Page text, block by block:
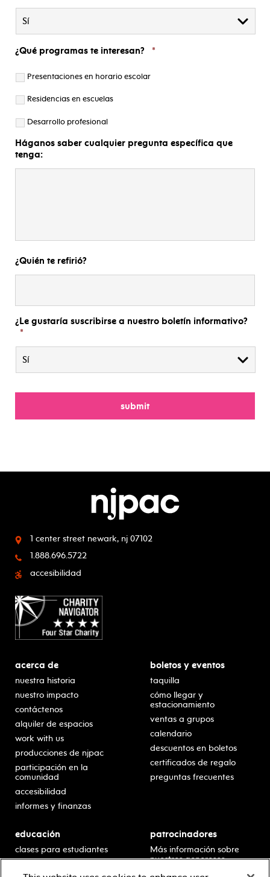
¿Qué programas te interesan? *
Presentaciones en horario escolar
Residencias en escuelas
Desarrollo profesional
Háganos saber cualquier pregunta específica que
tenga:
¿Quién te refirió?
¿Le gustaría suscribirse a nuestro boletín informativo?
*
1 center street newark, nj 07102
1.888.696.5722
accesibilidad
acerca de
nuestra historia
nuestro impacto
contáctenos
alquiler de espacios
work with us
producciones de njpac
participación en la
comunidad
accesibilidad
informes y finanzas
boletos y eventos
taquilla
cómo llegar y
estacionamiento
ventas a grupos
calendario
descuentos en boletos
certificados de regalo
preguntas frecuentes
educación
clases para estudiantes
escolar
patrocinadores
Más información sobre
nuestros generosos